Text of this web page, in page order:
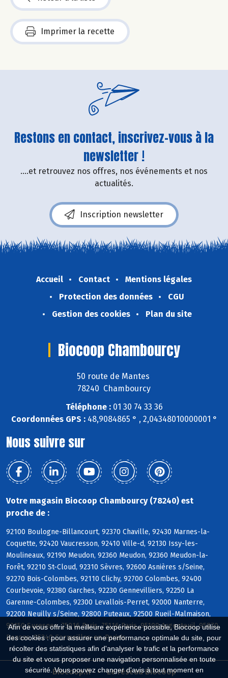
Afin de vous offrir la meilleure expérience possible, Biocoop utilise
des cookies : pour assurer une performance optimale du site, pour
récolter des statistiques afin d'analyser le trafic et la performance
du site et vous proposer une navigation personnalisée en toute
sécurité. Vous pouvez changer d'avis à tout moment en
Imprimer la recette
Restons en contact, inscrivez-vous à la
newsletter !
....et retrouvez nos offres, nos événements et nos
actualités.
Inscription newsletter
Accueil Contact
Mentions légales
Protection des données
CGU
Gestion des cookies
Plan du site
Biocoop Chambourcy
50 route de Mantes
78240 Chambourcy
Téléphone :01 30 74 33 36
Coordonnées GPS :48,9084865 ° , 2,04348010000001 °
Nous suivre sur
Votre magasin Biocoop Chambourcy (78240) est
proche de :
92100 Boulogne-Billancourt, 92370 Chaville, 92430 Marnes-la-
Coquette, 92420 Vaucresson, 92410 Ville-d, 92130 Issy-les-
Moulineaux, 92190 Meudon, 92360 Meudon, 92360 Meudon-la-
Forêt, 92210 St-Cloud, 92310 Sèvres, 92600 Asnières s/Seine,
92270 Bois-Colombes, 92110 Clichy, 92700 Colombes, 92400
Courbevoie, 92380 Garches, 92230 Gennevilliers, 92250 La
Garenne-Colombes, 92300 Levallois-Perret, 92000 Nanterre,
92200 Neuilly s/Seine, 92800 Puteaux, 92500 Rueil-Malmaison,
92150 Suresnes, 75016 Paris, 75116 Paris, 95100 Argenteuil, 95870
Bezons, 95240 Cormeilles-en-Parisis
Biocoop.fr Le réseau Biocoop